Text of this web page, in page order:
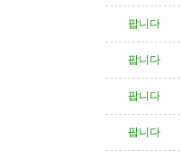
팝니다
팝니다
팝니다
팝니다